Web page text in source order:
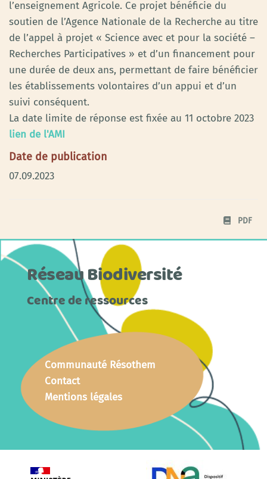
l’enseignement Agricole. Ce projet bénéficie du
soutien de l’Agence Nationale de la Recherche au titre
de l’appel à projet « Science avec et pour la société –
Recherches Participatives » et d’un financement pour
une durée de deux ans, permettant de faire bénéficier
les établissements volontaires d’un appui et d’un
suivi conséquent.
La date limite de réponse est fixée au 11 octobre 2023
lien de l'AMI
Date de publication
07.09.2023
PDF
Réseau Biodiversité
Centre de ressources
Communauté Résothem
Contact
Mentions légales